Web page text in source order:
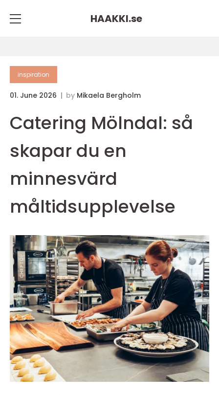
HAAKKI.se
inspiration
01. June 2026 by Mikaela Bergholm
Catering Mölndal: så
skapar du en
minnesvärd
måltidsupplevelse